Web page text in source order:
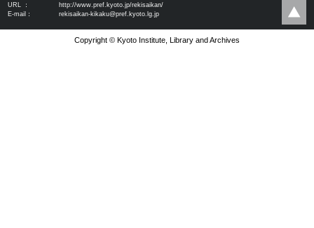
URL ：
http://www.pref.kyoto.jp/rekisaikan/
E-mail：
rekisaikan-kikaku@pref.kyoto.lg.jp
Copyright © Kyoto Institute, Library and Archives